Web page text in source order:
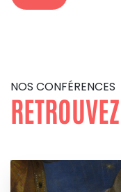
NOS CONFÉRENCES